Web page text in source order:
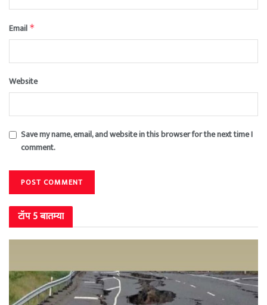
Email *
Website
Save my name, email, and website in this browser for the next time I
comment.
टॉप 5 बातम्या